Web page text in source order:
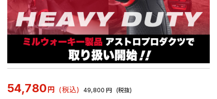
54,780 円 (税込) 49,800 円 (税抜)